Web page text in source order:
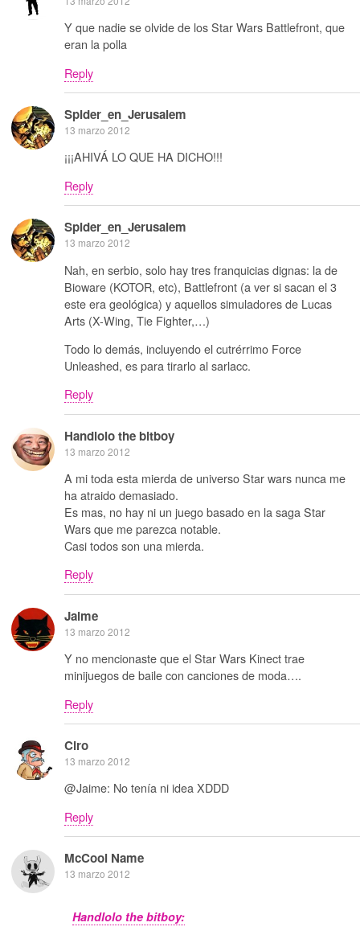
Y que nadie se olvide de los Star Wars Battlefront, que
eran la polla
Reply
Spider_en_Jerusalem
13 marzo 2012
¡¡¡AHIVÁ LO QUE HA DICHO!!!
Reply
Spider_en_Jerusalem
13 marzo 2012
Nah, en serbio, solo hay tres franquicias dignas: la de
Bioware (KOTOR, etc), Battlefront (a ver si sacan el 3
este era geológica) y aquellos simuladores de Lucas
Arts (X-Wing, Tie Fighter,…)
Todo lo demás, incluyendo el cutrérrimo Force
Unleashed, es para tirarlo al sarlacc.
Reply
Handlolo the bitboy
13 marzo 2012
A mi toda esta mierda de universo Star wars nunca me
ha atraido demasiado.
Es mas, no hay ni un juego basado en la saga Star
Wars que me parezca notable.
Casi todos son una mierda.
Reply
Jaime
13 marzo 2012
Y no mencionaste que el Star Wars Kinect trae
minijuegos de baile con canciones de moda….
Reply
Ciro
13 marzo 2012
@Jaime: No tenía ni idea XDDD
Reply
McCool Name
13 marzo 2012
Handlolo the bitboy: